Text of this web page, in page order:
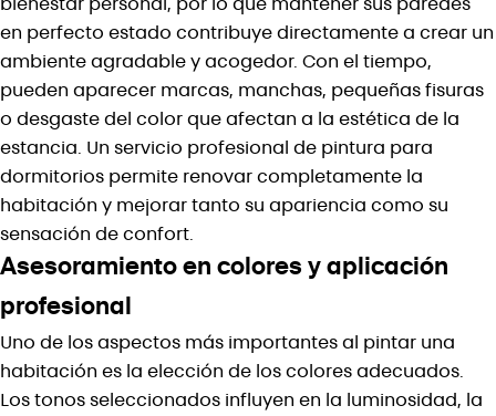
en perfecto estado contribuye directamente a crear un
ambiente agradable y acogedor. Con el tiempo,
pueden aparecer marcas, manchas, pequeñas fisuras
o desgaste del color que afectan a la estética de la
estancia. Un servicio profesional de pintura para
dormitorios permite renovar completamente la
habitación y mejorar tanto su apariencia como su
sensación de confort.
Asesoramiento en colores y aplicación
profesional
Uno de los aspectos más importantes al pintar una
habitación es la elección de los colores adecuados.
Los tonos seleccionados influyen en la luminosidad, la